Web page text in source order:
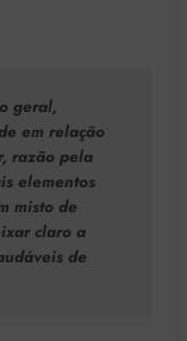
geral,
em relação
razão pela
elementos
misto de
claro a
de